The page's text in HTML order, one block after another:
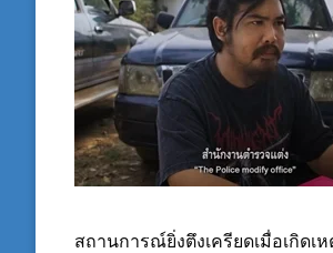
สถานการณ์ยิ่งตึงเครียดเมื่อเกิด